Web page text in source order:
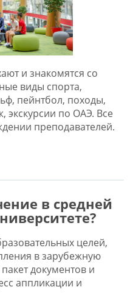
и знакомятся со
виды спорта,
пейнтбол, походы,
экскурсии по ОАЭ. Все
преподавателей.
в средней
целей,
в зарубежную
документов и
аппликации и